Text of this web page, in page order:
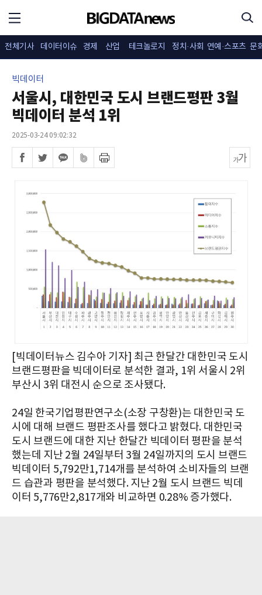
전체기사 데이터이슈 경제 산업 테크놀로지 정치·사회 연예·스포츠 문
빅데이터
서울시, 대한민국 도시 브랜드평판 3월
빅데이터 분석 1위
2025-03-24 09:02:32
[빅데이터뉴스 김수아 기자] 최근 한달간 대한민국 도시
브랜드평판을 빅데이터로 분석한 결과, 1위 서울시 2위
부산시 3위 대전시 순으로 조사됐다.
24일 한국기업평판연구소(소장 구창환)는 대한민국 도
시에 대해 브랜드 평판조사를 했다고 밝혔다. 대한민국
도시 브랜드에 대한 지난 한달간 빅데이터 평판을 분석
했는데 지난 2월 24일부터 3월 24일까지의 도시 브랜드
빅데이터 5,792만1,714개를 분석하여 소비자들의 브랜
드 습관과 평판을 분석했다. 지난 2월 도시 브랜드 빅데
이터 5,776만2,817개와 비교하면 0.28% 증가했다.